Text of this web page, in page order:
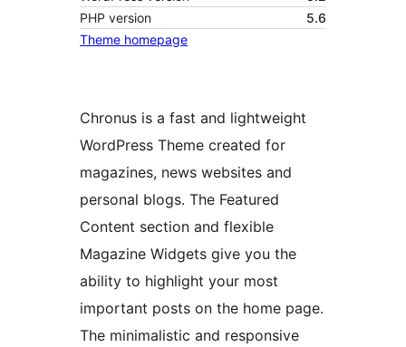
PHP version
5.6
Theme homepage
Chronus is a fast and lightweight
WordPress Theme created for
magazines, news websites and
personal blogs. The Featured
Content section and flexible
Magazine Widgets give you the
ability to highlight your most
important posts on the home page.
The minimalistic and responsive